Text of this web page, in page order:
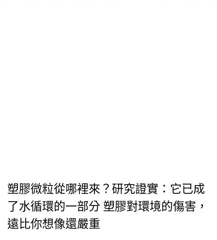
塑膠微粒從哪裡來？研究證實：它已成
了水循環的一部分 塑膠對環境的傷害，
遠比你想像還嚴重